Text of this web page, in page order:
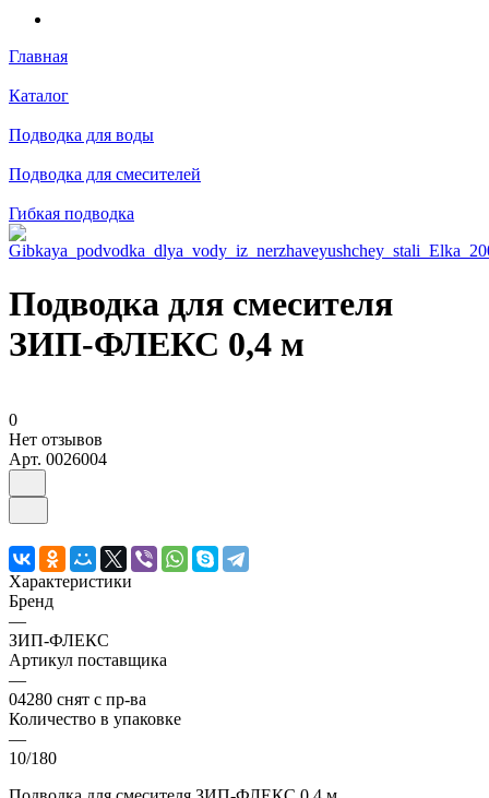
Главная
Каталог
Подводка для воды
Подводка для смесителей
Гибкая подводка
Подводка для смесителя
ЗИП-ФЛЕКС 0,4 м
0
Нет отзывов
Арт. 0026004
Характеристики
Бренд
—
ЗИП-ФЛЕКС
Артикул поставщика
—
04280 снят с пр-ва
Количество в упаковке
—
10/180